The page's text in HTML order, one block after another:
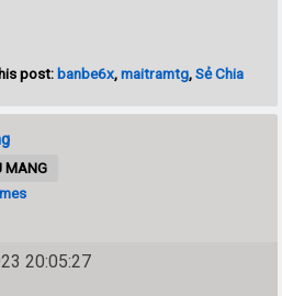
post: banbe6x,maitramtg,Sẻ Chia
MANG
20:05:27